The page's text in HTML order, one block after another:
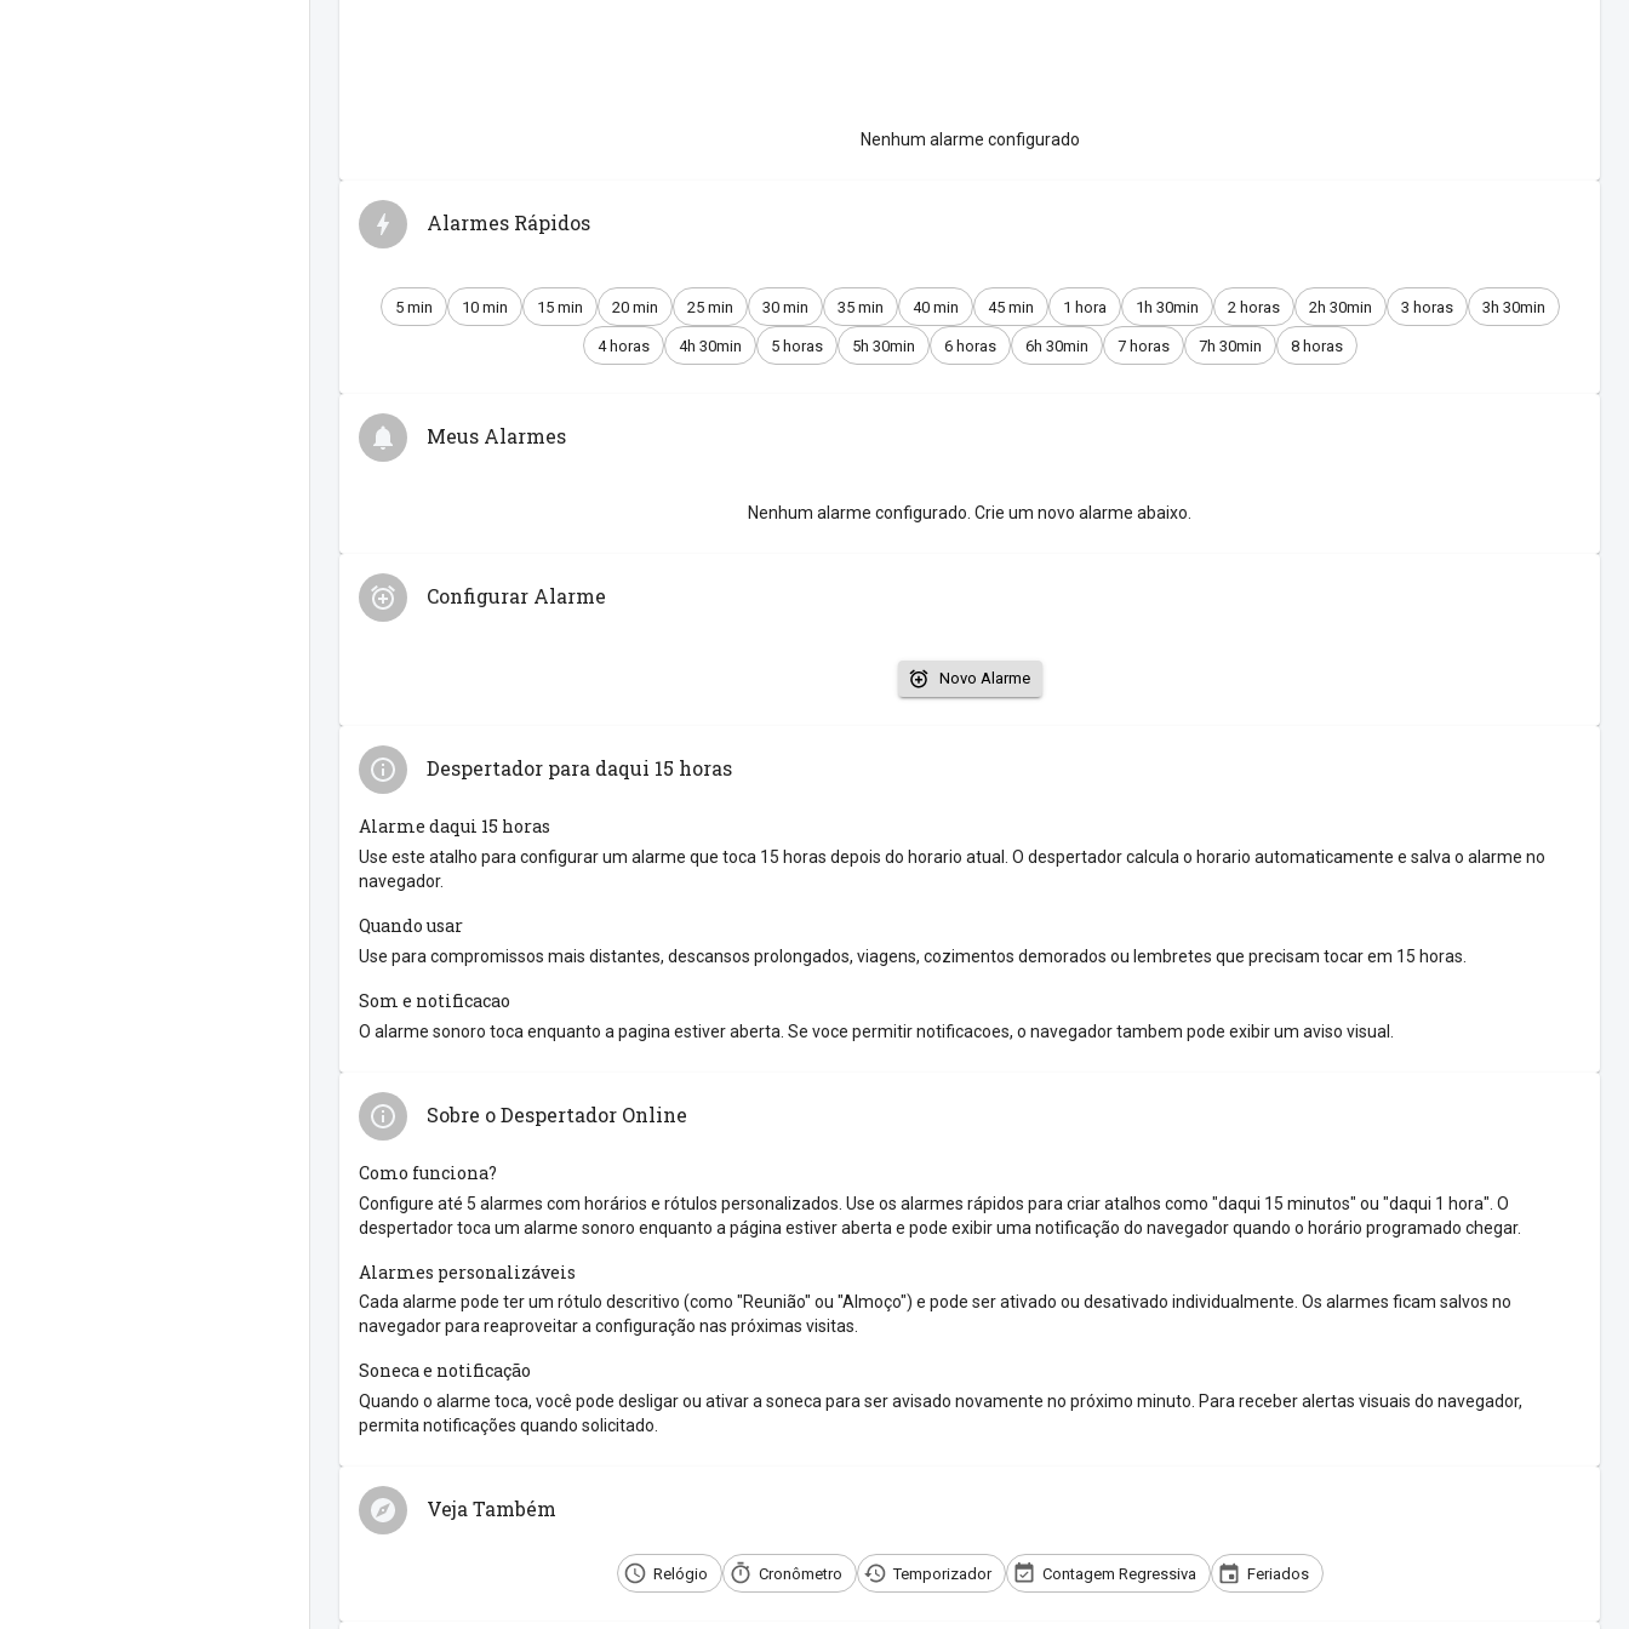
Nenhum alarme configurado
Alarmes Rápidos
5 min 10 min 15 min 20 min 25 min 30 min 35 min 40 min 45 min 1 hora 1h 30min 2 horas 2h 30min 3 horas 3h 30min
4 horas 4h 30min 5 horas 5h 30min 6 horas 6h 30min 7 horas 7h 30min 8 horas
Meus Alarmes
Nenhum alarme configurado. Crie um novo alarme abaixo.
Configurar Alarme
Novo Alarme
Despertador para daqui 15 horas
Alarme daqui 15 horas
Use este atalho para configurar um alarme que toca 15 horas depois do horario atual. O despertador calcula o horario automaticamente e salva o alarme no
navegador.
Quando usar
Use para compromissos mais distantes, descansos prolongados, viagens, cozimentos demorados ou lembretes que precisam tocar em 15 horas.
Som e notificacao
O alarme sonoro toca enquanto a pagina estiver aberta. Se voce permitir notificacoes, o navegador tambem pode exibir um aviso visual.
Sobre o Despertador Online
Como funciona?
Configure até 5 alarmes com horários e rótulos personalizados. Use os alarmes rápidos para criar atalhos como "daqui 15 minutos" ou "daqui 1 hora". O
despertador toca um alarme sonoro enquanto a página estiver aberta e pode exibir uma notificação do navegador quando o horário programado chegar.
Alarmes personalizáveis
Cada alarme pode ter um rótulo descritivo (como "Reunião" ou "Almoço") e pode ser ativado ou desativado individualmente. Os alarmes ficam salvos no
navegador para reaproveitar a configuração nas próximas visitas.
Soneca e notificação
Quando o alarme toca, você pode desligar ou ativar a soneca para ser avisado novamente no próximo minuto. Para receber alertas visuais do navegador,
permita notificações quando solicitado.
Veja Também
Relógio Cronômetro Temporizador Contagem Regressiva Feriados